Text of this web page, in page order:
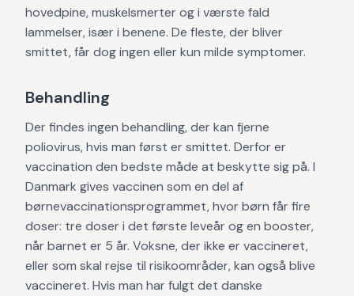
hovedpine, muskelsmerter og i værste fald
lammelser, især i benene. De fleste, der bliver
smittet, får dog ingen eller kun milde symptomer.
Behandling
Der findes ingen behandling, der kan fjerne
poliovirus, hvis man først er smittet. Derfor er
vaccination den bedste måde at beskytte sig på. I
Danmark gives vaccinen som en del af
børnevaccinationsprogrammet, hvor børn får fire
doser: tre doser i det første leveår og en booster,
når barnet er 5 år. Voksne, der ikke er vaccineret,
eller som skal rejse til risikoområder, kan også blive
vaccineret. Hvis man har fulgt det danske